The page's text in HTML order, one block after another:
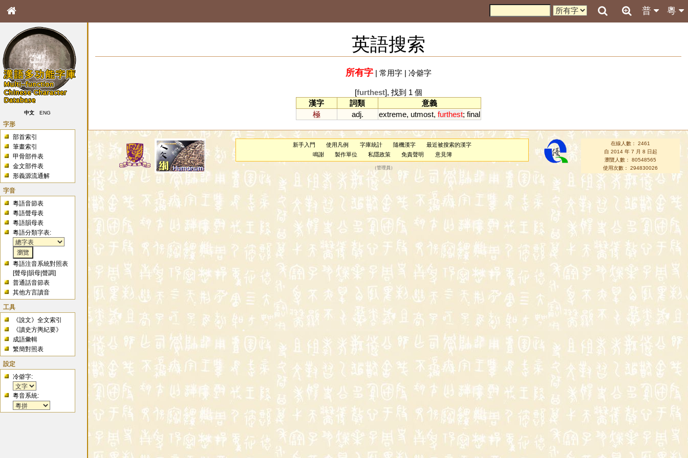
粵
普
中文 ENG
字形
部首索引
筆畫索引
甲骨部件表
金文部件表
形義源流通解
字音
粵語音節表
粵語聲母表
粵語韻母表
粵語分類字表:
粵語注音系統對照表
[聲母 |韻母 |聲調]
普通話音節表
其他方言讀音
工具
《說文》全文索引
《讀史方輿紀要》
成語彙輯
繁簡對照表
設定
冷僻字:
粵音系統:
英語搜索
所有字| 常用字| 冷僻字
[furthest], 找到 1 個
漢字
詞類
意義
極
adj. extreme, utmost, furthest; final
新手入門 使用凡例 字庫統計 隨機漢字
最近被搜索的漢字
鳴謝
製作單位 私隱政策 免責聲明 意見簿
（管理員 ）
在線人數： 2461
自 2014 年 7 月 8 日起
瀏覽人數： 80548565
使用次數： 294830026